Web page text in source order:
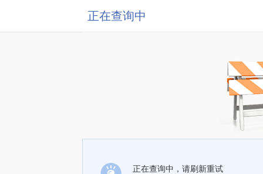
正在查询中
正在查询中，请刷新重试